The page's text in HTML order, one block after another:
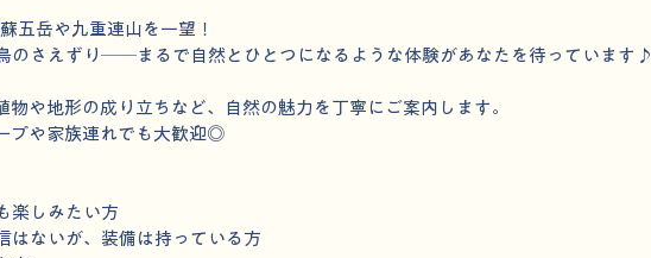
五岳や九重連山を一望！
のさえずり──まるで自然とひとつになるような体験があなたを待っています♪
物や地形の成り立ちなど、自然の魅力を丁寧にご案内します。
プや家族連れでも大歓迎◎
楽しみたい方
はないが、装備は持っている方